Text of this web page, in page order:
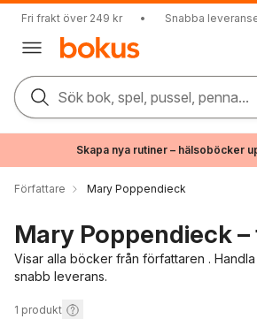
Fri frakt över 249 kr • Snabba
Sök bok, spel, pussel, penna...
Skapa nya rutiner – hälsoböcker
Författare Mary Poppendieck
Mary Poppendieck
Visar alla böcker från författaren .
snabb leverans.
1 produkt